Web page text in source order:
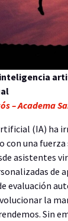
– Academa
(IA) ha
con una fuerza
asistentes
de
evaluación
la
Sin